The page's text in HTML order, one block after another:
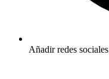
Añadir redes sociales